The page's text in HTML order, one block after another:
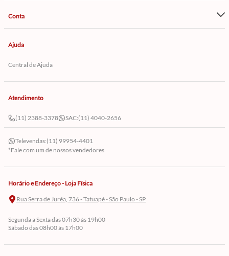
Conta
Ajuda
Central de Ajuda
Atendimento
(11) 2388-3378 SAC:(11) 4040-2656
Televendas:(11) 99954-4401
*Fale com um de nossos vendedores
Horário e Endereço - Loja Física
Rua Serra de Juréa, 736 - Tatuapé - São Paulo - SP
Segunda a Sexta das 07h30 às 19h00
Sábado das 08h00 às 17h00